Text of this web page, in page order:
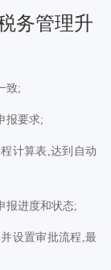
务管理升
致;
报要求;
计算表,达到自动
报进度和状态;
设置审批流程,最